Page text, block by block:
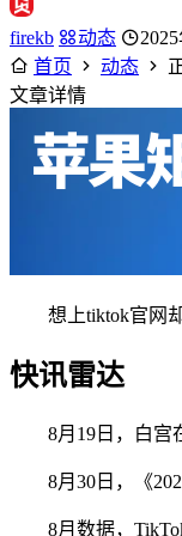
firekb 动态
首页
动态
文章详情
想上tiktok官网
快讯雷达
8月19日，白宫
8月30日，《
8月数据，